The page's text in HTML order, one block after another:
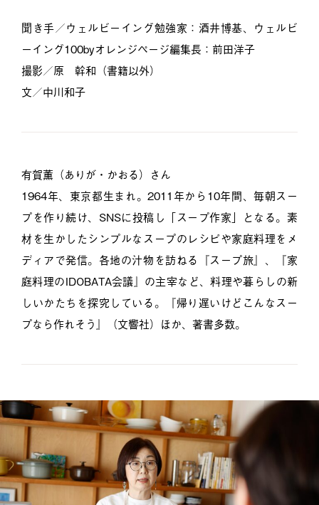
聞き手／ウェルビーイング勉強家：酒井博基、ウェルビ
ーイング100byオレンジページ編集長：前田洋子
撮影／原 幹和（書籍以外）
文／中川和子
有賀薫（ありが・かおる）さん
1964年、東京都生まれ。2011年から10年間、毎朝スー
プを作り続け、SNSに投稿し「スープ作家」となる。素
材を生かしたシンプルなスープのレシピや家庭料理をメ
ディアで発信。各地の汁物を訪ねる『スープ旅』、『家
庭料理のIDOBATA会議』の主宰など、料理や暮らしの新
しいかたちを探究している。『帰り遅いけどこんなスー
プなら作れそう』（文響社）ほか、著書多数。